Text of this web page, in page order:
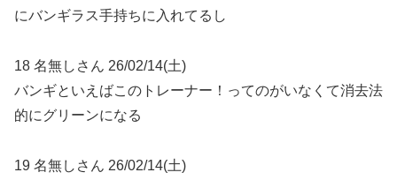
にバンギラス手持ちに入れてるし
18 名無しさん 26/02/14(土)
バンギといえばこのトレーナー！ってのがいなくて消去法
的にグリーンになる
19 名無しさん 26/02/14(土)